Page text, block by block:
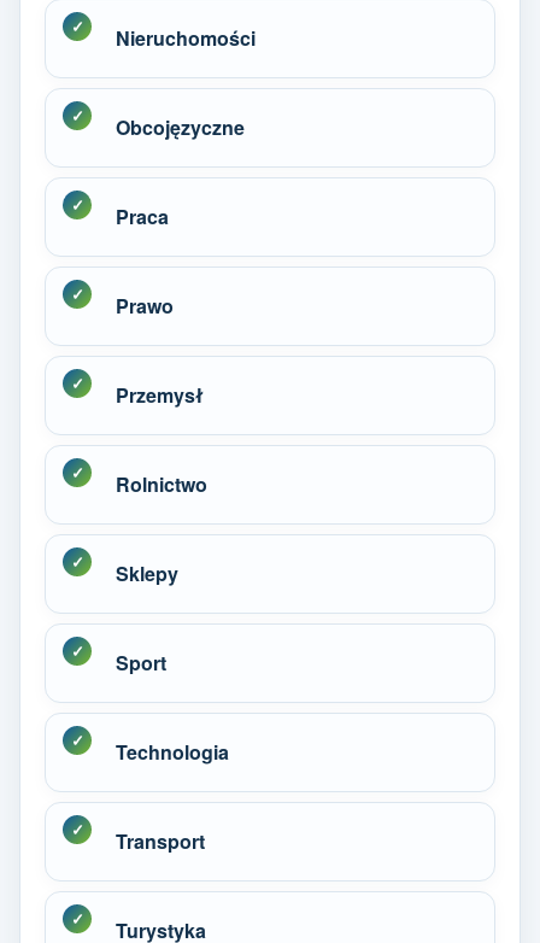
Nieruchomości
Obcojęzyczne
Praca
Prawo
Przemysł
Rolnictwo
Sklepy
Sport
Technologia
Transport
Turystyka